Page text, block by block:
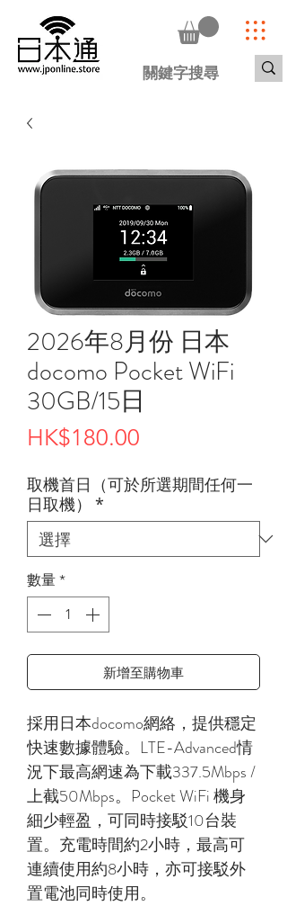
2026年8月份 日本
docomo Pocket WiFi
30GB/15日
HK$180.00
取機首日（可於所選期間任何一
日取機）
*
數量 *
新增至購物車
採用日本docomo網絡，提供穩定
快速數據體驗。LTE-Advanced情
況下最高網速為下載337.5Mbps /
上截50Mbps。Pocket WiFi 機身
細少輕盈，可同時接駁10台裝
置。充電時間約2小時，最高可
連續使用約8小時，亦可接駁外
置電池同時使用。